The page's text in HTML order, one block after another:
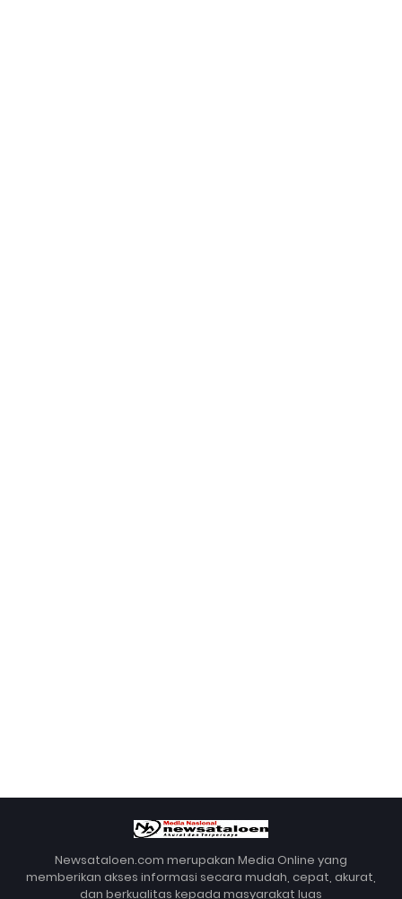
Newsataloen.com merupakan Media Online yang
memberikan akses informasi secara mudah, cepat, akurat,
dan berkualitas kepada masyarakat luas